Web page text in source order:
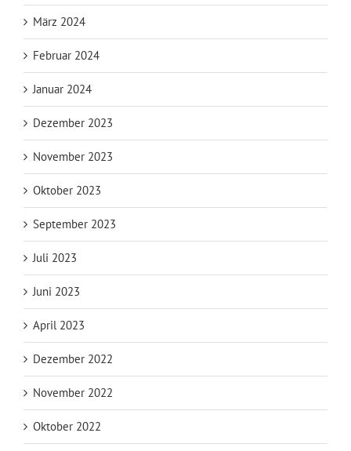
März 2024
Februar 2024
Januar 2024
Dezember 2023
November 2023
Oktober 2023
September 2023
Juli 2023
Juni 2023
April 2023
Dezember 2022
November 2022
Oktober 2022